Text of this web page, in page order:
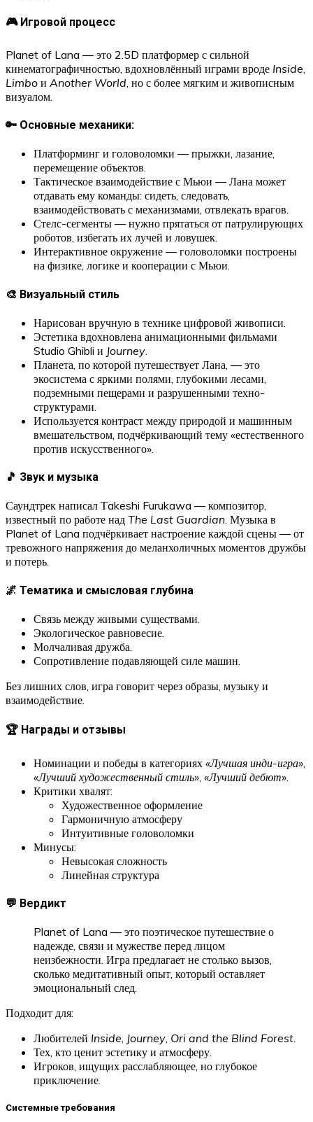
🎮 Игровой процесс
Planet of Lana — это 2.5D платформер с сильной
кинематографичностью, вдохновлённый играми вроде Inside
Limbo и Another World , но с более мягким и живописным
визуалом.
🔑 Основные механики:
Платформинг и головоломки — прыжки, лазание,
перемещение объектов.
Тактическое взаимодействие с Мьюи — Лана может
отдавать ему команды: сидеть, следовать,
взаимодействовать с механизмами, отвлекать врагов.
Стелс-сегменты — нужно прятаться от патрулирующих
роботов, избегать их лучей и ловушек.
Интерактивное окружение — головоломки построены
на физике, логике и кооперации с Мьюи.
🎨 Визуальный стиль
Нарисован вручную в технике цифровой живописи.
Эстетика вдохновлена анимационными фильмами
Studio Ghibli и Journey
Планета, по которой путешествует Лана, — это
экосистема с яркими полями, глубокими лесами,
подземными пещерами и разрушенными техно-
структурами.
Используется контраст между природой и машинным
вмешательством, подчёркивающий тему «естественного
против искусственного».
🎵 Звук и музыка
Саундтрек написал Тakeshi Furukawa — композитор,
известный по работе над The Last Guardian. Музыка в
Planet of Lana подчёркивает настроение каждой сцены — от
тревожного напряжения до меланхоличных моментов дружбы
и потерь.
🌌 Тематика и смысловая глубина
Связь между живыми существами.
Экологическое равновесие.
Молчаливая дружба.
Сопротивление подавляющей силе машин.
Без лишних слов, игра говорит через образы, музыку и
взаимодействие.
🏆 Награды и отзывы
Номинации и победы в категориях «Лучшая инди-игра»
«Лучший художественный стиль» «Лучший дебют»
Критики хвалят:
Художественное оформление
Гармоничную атмосферу
Интуитивные головоломки
Минусы:
Невысокая сложность
Линейная структура
💬 Вердикт
Planet of Lana — это поэтическое путешествие о
надежде, связи и мужестве перед лицом
неизбежности. Игра предлагает не столько вызов,
сколько медитативный опыт, который оставляет
эмоциональный след.
Подходит для:
Любителей Inside, Journey, Ori and the Blind Forest.
Тех, кто ценит эстетику и атмосферу.
Игроков, ищущих расслабляющее, но глубокое
приключение.
Системные требования